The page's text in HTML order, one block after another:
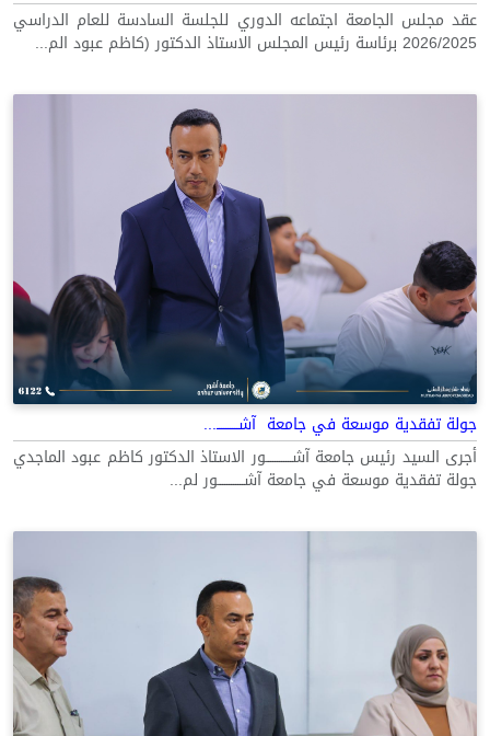
عقد مجلس الجامعة اجتماعه الدوري للجلسة السادسة للعام الدراسي
2026/2025 برئاسة رئيس المجلس الاستاذ الدكتور (كاظم عبود الم...
جولة تفقدية موسعة في جامعة آشــــــــــ...
أجرى السيد رئيس جامعة آشــــــــــــور الاستاذ الدكتور كاظم عبود الماجدي
جولة تفقدية موسعة في جامعة آشــــــــــــور لم...